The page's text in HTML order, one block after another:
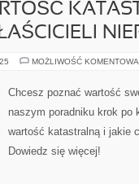
MOŻLIWOŚĆ
Chcesz poznać wartość
naszym poradniku krok
wartość katastralną i jakie
Dowiedz się więcej!